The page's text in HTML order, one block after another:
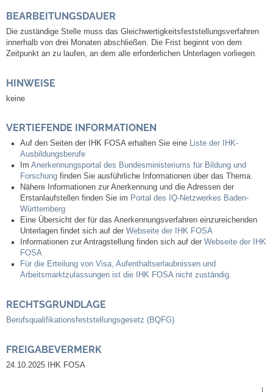
Fortschreibung Flächennutzungsplan
Förderprogramm Balkonkraftwerk
Notruf
Betreuung & Bildung
Schulen
Kindergärten
Musikschule
Kirchen & Religionen
Katholische Kirchengemeinde
BEARBEITUNGSDAUER
Die zuständige Stelle muss das Gleichwertigkeitsfeststellungsverfahren
innerhalb von drei Monaten abschließen. Die Frist beginnt von dem
Zeitpunkt an zu laufen, an dem alle erforderlichen Unterlagen vorliegen.
HINWEISE
keine
VERTIEFENDE INFORMATIONEN
Auf den Seiten der IHK FOSA erhalten Sie eine Liste der IHK-
Ausbildungsberufe
Im Anerkennungsportal des Bundesministeriums für Bildung und
Forschungfinden Sie ausführliche Informationen über das Thema.
Nähere Informationen zur Anerkennung und die Adressen der
Erstanlaufstellen finden Sie im Portal des IQ-Netzwerkes Baden-
Württemberg
Eine Übersicht der für das Anerkennungsverfahren einzureichenden
Unterlagen findet sich auf der Webseite der IHK FOSA
Informationen zur Antragstellung finden sich auf der Webseite der IHK
FOSA
Für die Erteilung von Visa, Aufenthaltserlaubnissen und
Arbeitsmarktzulassungen ist die IHK FOSA nicht zuständig.
RECHTSGRUNDLAGE
Berufsqualifikationsfeststellungsgesetz (BQFG)
FREIGABEVERMERK
24.10.2025 IHK FOSA
|